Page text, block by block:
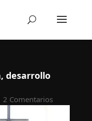
desarrollo
2 Comentarios